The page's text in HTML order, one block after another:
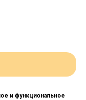
и функциональное